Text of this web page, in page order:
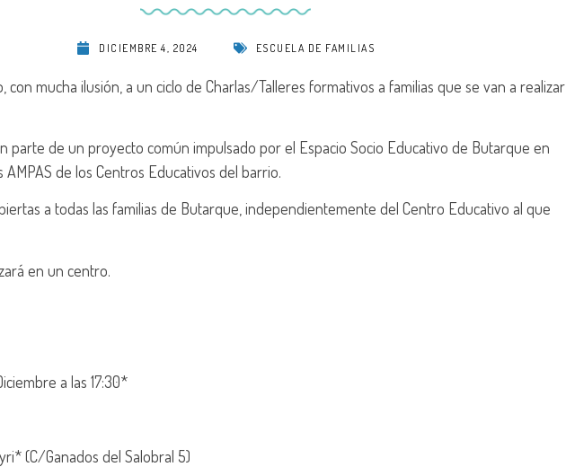
DICIEMBRE 4, 2024 ESCUELA DE FAMILIAS
con mucha ilusión, a un ciclo de Charlas/Talleres formativos a familias que se van a realizar
parte de un proyecto común impulsado por el Espacio Socio Educativo de Butarque en
AMPAS de los Centros Educativos del barrio.
a todas las familias de Butarque, independientemente del Centro Educativo al que
en un centro.
a las 17:30*
(C/Ganados del Salobral 5)